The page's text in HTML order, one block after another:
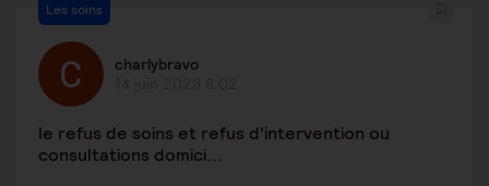
Les soins
charlybravo
le refus de soins et refus d'intervention ou
consultations domici...